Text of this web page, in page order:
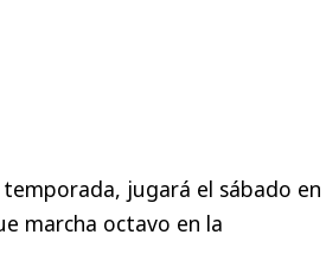
jugará el sábado en
marcha octavo en la